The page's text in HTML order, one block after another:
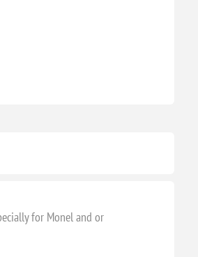
for Monel and or